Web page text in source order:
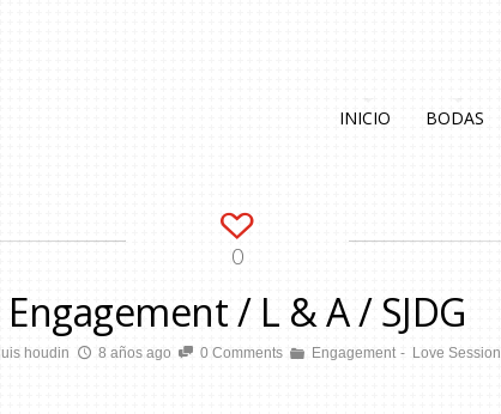
INICIO BODAS
0
Engagement / L & A / SJDG
luis houdin 8 años ago 0 Comments Engagement Love Session